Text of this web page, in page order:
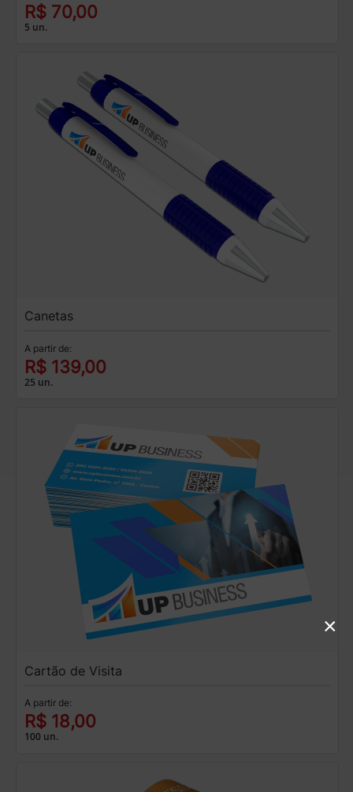
R$ 70,00
5 un.
Canetas
A partir de:
R$ 139,00
25 un.
Cartão de Visita
A partir de:
R$ 18,00
100 un.
×